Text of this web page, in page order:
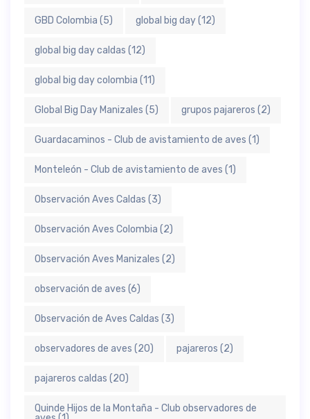
GBD Colombia (5) global big day(12)
global big day caldas (12)
global big day colombia (11)
Global Big Day Manizales (5) grupos pajareros (2)
Guardacaminos - Club de avistamiento de aves (1)
Monteleón - Club de avistamiento de aves (1)
Observación Aves Caldas (3)
Observación Aves Colombia (2)
Observación Aves Manizales (2)
observación de aves (6)
Observación de Aves Caldas (3)
observadores de aves (20) pajareros (2)
pajareros caldas (20)
Quinde Hijos de la Montaña - Club observadores de